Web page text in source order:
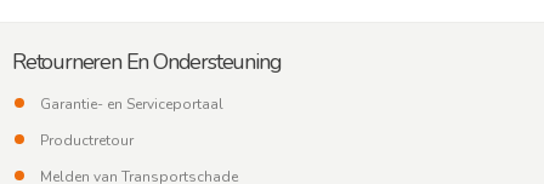
Retourneren En Ondersteuning
Garantie- en Serviceportaal
Productretour
Melden van Transportschade